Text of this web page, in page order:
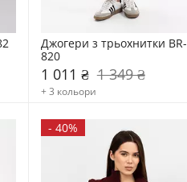
Джогери з трьохнитки BR-
820
1 011 ₴ 1 349 ₴
+ 3 кольори
- 40%